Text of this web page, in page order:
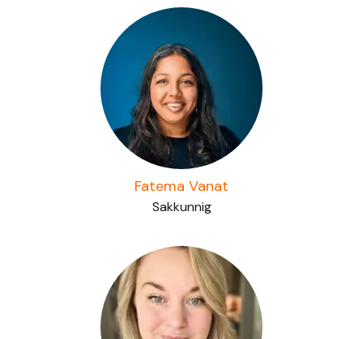
Fatema Vanat
Sakkunnig